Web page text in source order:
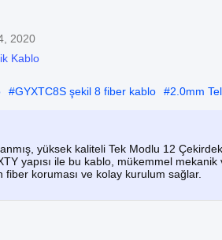
2020
Kablo
#GYXTC8S şekil 8 fiber kablo #2.0mm
yüksek kaliteli Tek Modlu 12
yapısı ile bu kablo, mükemmel mekanik
koruması ve kolay kurulum sağlar.